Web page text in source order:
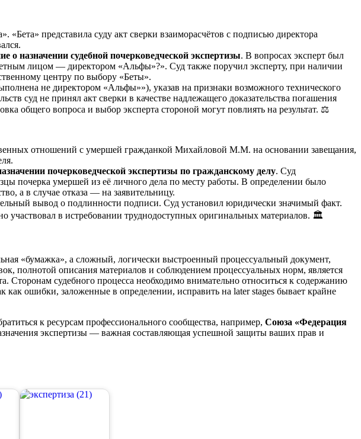
представила суду акт сверки взаиморасчётов с подписью директора
о назначении судебной почерковедческой экспертизы. В вопросах эксперт был
лицом — директором «Альфы»?». Суд также поручил эксперту, при наличии
центру по выбору «Беты».
не директором «Альфы»»), указав на признаки возможного технического
суд не принял акт сверки в качестве надлежащего доказательства погашения
общего вопроса и выбор эксперта стороной могут повлиять на результат. ⚖️
отношений с умершей гражданкой Михайловой М.М. на основании завещания,
почерковедческой экспертизы по гражданскому делу. Суд
почерка умершей из её личного дела по месту работы. В определении было
а в случае отказа — на заявительницу.
вывод о подлинности подписи. Суд установил юридически значимый факт.
участвовал в истребовании труднодоступных оригинальных материалов. 🏛️
«бумажка», а сложный, логически выстроенный процессуальный документ,
полнотой описания материалов и соблюдением процессуальных норм, является
Сторонам судебного процесса необходимо внимательно относиться к содержанию
как ошибки, заложенные в определении, исправить на later stages бывает крайне
к ресурсам профессионального сообщества, например, Союза «Федерация
экспертизы — важная составляющая успешной защиты ваших прав и